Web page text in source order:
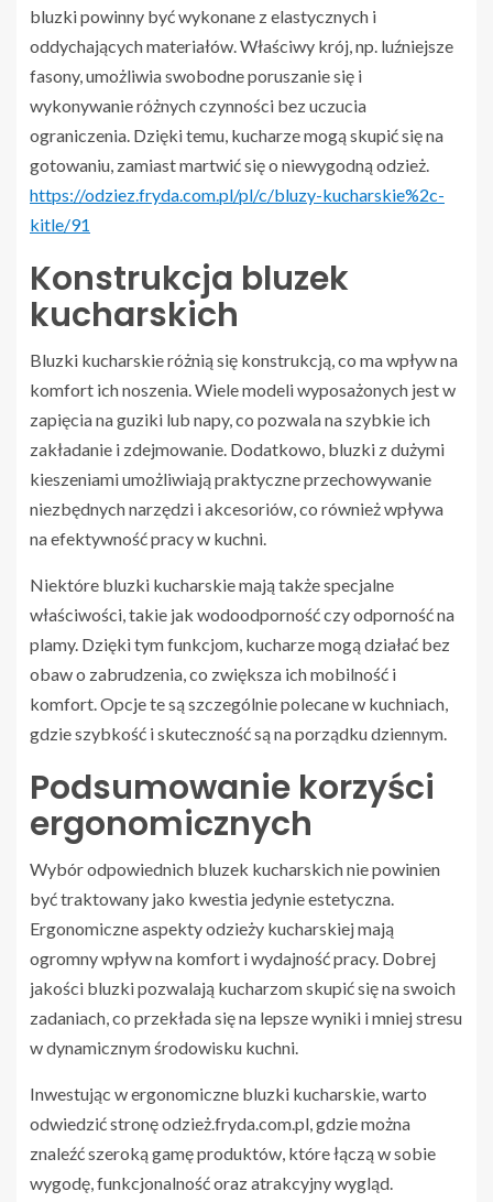
bluzki powinny być wykonane z elastycznych i
oddychających materiałów. Właściwy krój, np. luźniejsze
fasony, umożliwia swobodne poruszanie się i
wykonywanie różnych czynności bez uczucia
ograniczenia. Dzięki temu, kucharze mogą skupić się na
gotowaniu, zamiast martwić się o niewygodną odzież.
https://odziez.fryda.com.pl/pl/c/bluzy-kucharskie%2c-
kitle/91
Konstrukcja bluzek
kucharskich
Bluzki kucharskie różnią się konstrukcją, co ma wpływ na
komfort ich noszenia. Wiele modeli wyposażonych jest w
zapięcia na guziki lub napy, co pozwala na szybkie ich
zakładanie i zdejmowanie. Dodatkowo, bluzki z dużymi
kieszeniami umożliwiają praktyczne przechowywanie
niezbędnych narzędzi i akcesoriów, co również wpływa
na efektywność pracy w kuchni.
Niektóre bluzki kucharskie mają także specjalne
właściwości, takie jak wodoodporność czy odporność na
plamy. Dzięki tym funkcjom, kucharze mogą działać bez
obaw o zabrudzenia, co zwiększa ich mobilność i
komfort. Opcje te są szczególnie polecane w kuchniach,
gdzie szybkość i skuteczność są na porządku dziennym.
Podsumowanie korzyści
ergonomicznych
Wybór odpowiednich bluzek kucharskich nie powinien
być traktowany jako kwestia jedynie estetyczna.
Ergonomiczne aspekty odzieży kucharskiej mają
ogromny wpływ na komfort i wydajność pracy. Dobrej
jakości bluzki pozwalają kucharzom skupić się na swoich
zadaniach, co przekłada się na lepsze wyniki i mniej stresu
w dynamicznym środowisku kuchni.
Inwestując w ergonomiczne bluzki kucharskie, warto
odwiedzić stronę odzież.fryda.com.pl, gdzie można
znaleźć szeroką gamę produktów, które łączą w sobie
wygodę, funkcjonalność oraz atrakcyjny wygląd.